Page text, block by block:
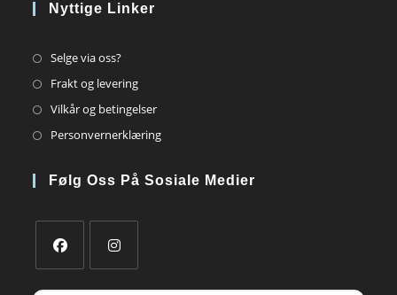
Nyttige Linker
Selge via oss?Opens
in
tab
Frakt og leveringOpens
in
tab
Vilkår og betingelserOpens
in
new
PersonvernerklæringOpens
a
Følg Oss På Sosiale Medier